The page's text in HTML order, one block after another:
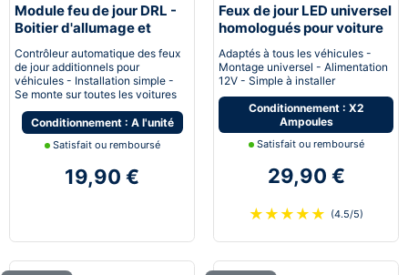
Module feu de jour DRL -
Boitier d'allumage et
extinction automatique
pour feux de jour Led
Contrôleur automatique des feux
de jour additionnels pour
véhicules - Installation simple -
Se monte sur toutes les voitures
Conditionnement : A l'unité
Satisfait ou remboursé
19,90 €
Feux de jour LED universel
homologués pour voiture
moto quad
Adaptés à tous les véhicules -
Montage universel - Alimentation
12V - Simple à installer
Conditionnement : X2
Ampoules
Satisfait ou remboursé
29,90 €
★ ★ ★ ★ ★ (4.5/5)